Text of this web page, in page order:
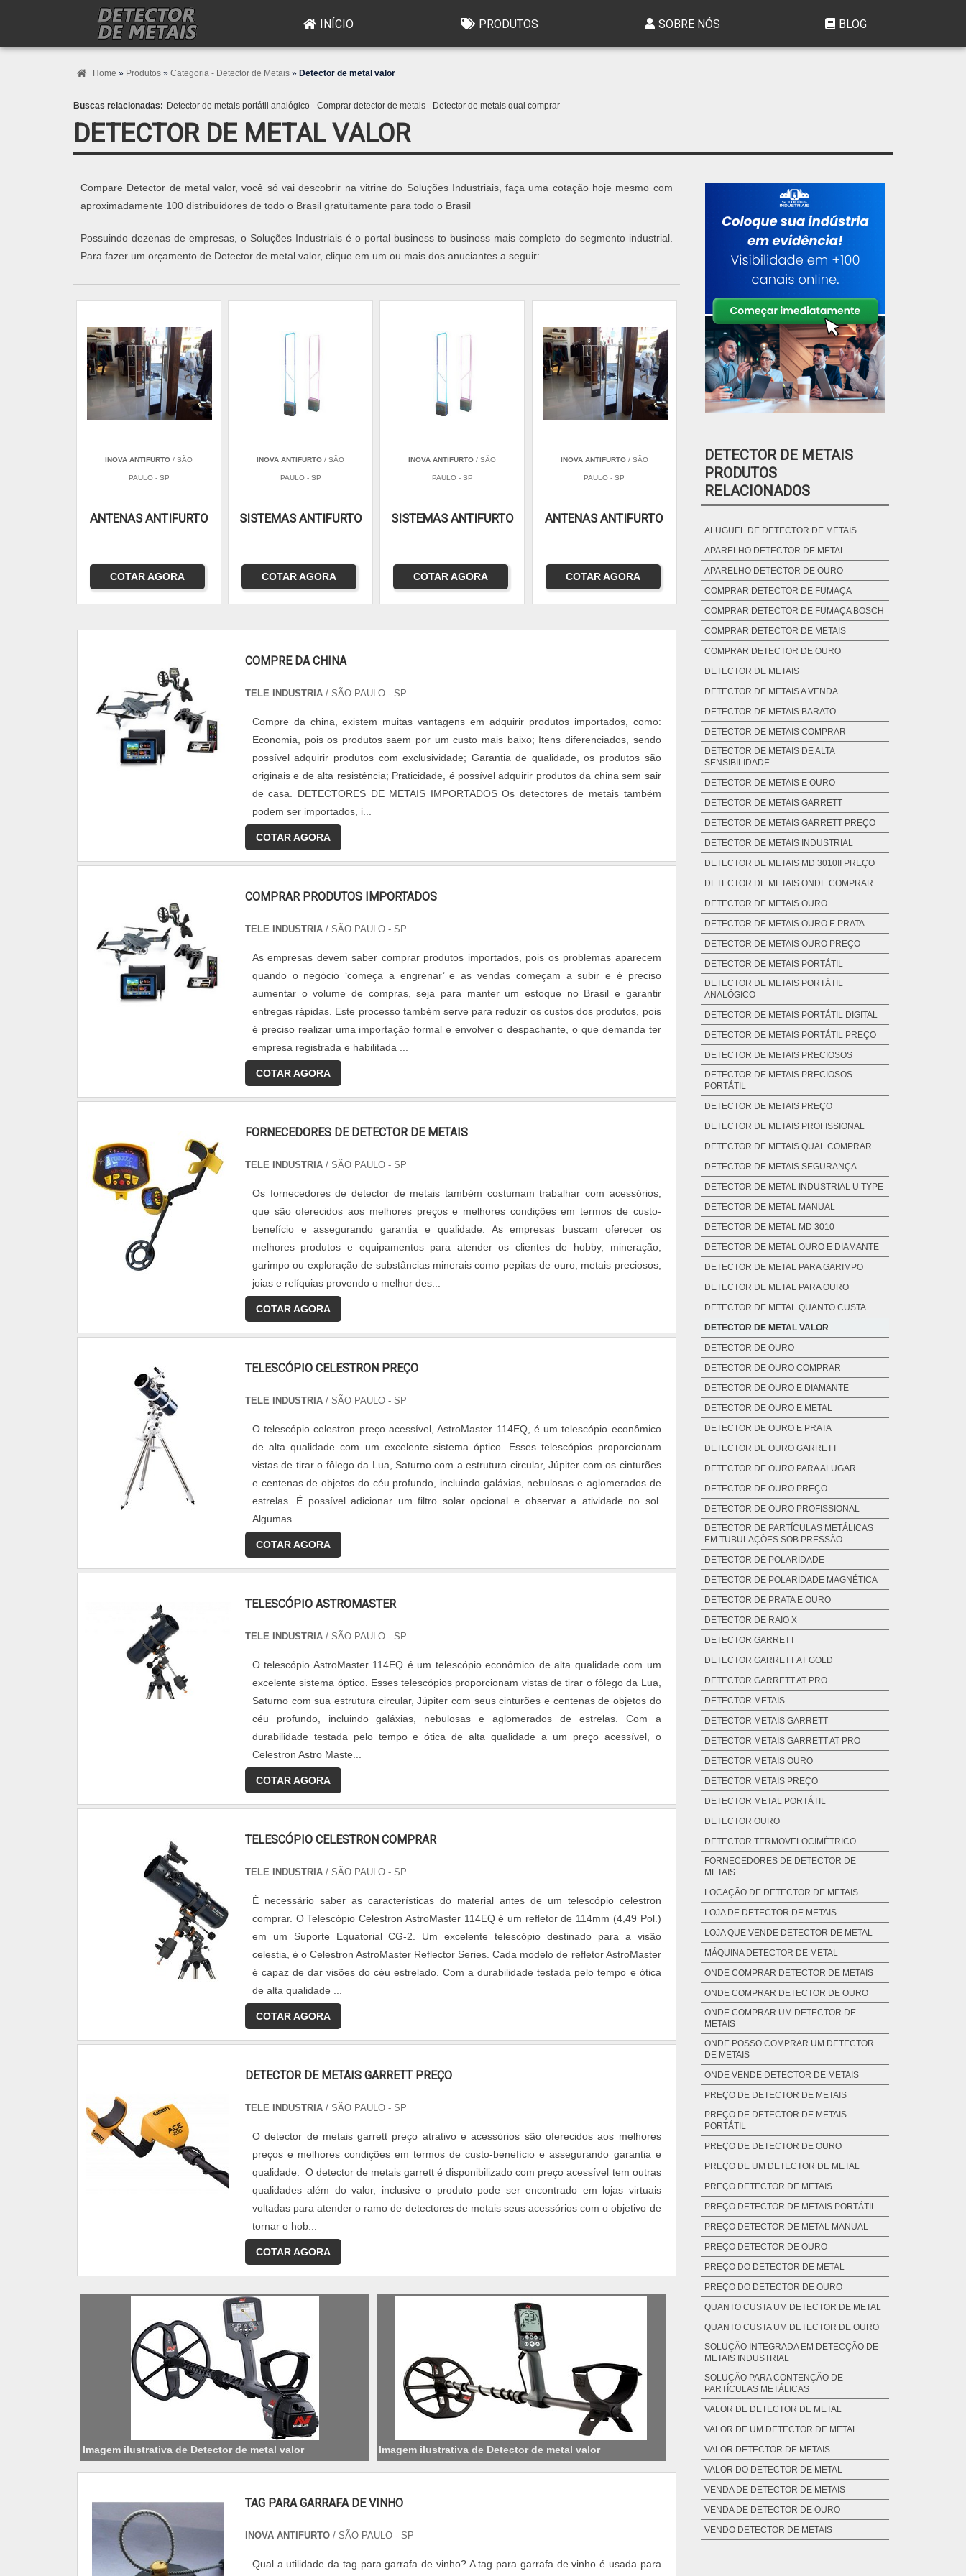
INÍCIO PRODUTOS SOBRE NÓS BLOG
Home » Produtos » Categoria - Detector de Metais » Detector de metal valor
Buscas relacionadas: Detector de metais portátil analógico Comprar detector de metais Detector de metais qual comprar
DETECTOR DE METAL VALOR
Compare Detector de metal valor, você só vai descobrir na vitrine do Soluções Industriais, faça uma cotação hoje mesmo com
aproximadamente 100 distribuidores de todo o Brasil gratuitamente para todo o Brasil
Possuindo dezenas de empresas, o Soluções Industriais é o portal business to business mais completo do segmento industrial.
Para fazer um orçamento de Detector de metal valor, clique em um ou mais dos anuciantes a seguir:
INOVA ANTIFURTO / SÃO
PAULO - SP
ANTENAS ANTIFURTO
COTAR AGORA
INOVA ANTIFURTO / SÃO
PAULO - SP
SISTEMAS ANTIFURTO
COTAR AGORA
INOVA ANTIFURTO / SÃO
PAULO - SP
SISTEMAS ANTIFURTO
COTAR AGORA
INOVA ANTIFURTO/ SÃO
PAULO - SP
ANTENAS ANTIFURTO
COTAR AGORA
COMPRE DA CHINA
TELE INDUSTRIA / SÃO PAULO - SP
Compre da china, existem muitas vantagens em adquirir produtos importados, como:
Economia, pois os produtos saem por um custo mais baixo; Itens diferenciados, sendo
possível adquirir produtos com exclusividade; Garantia de qualidade, os produtos são
originais e de alta resistência; Praticidade, é possível adquirir produtos da china sem sair
de casa. DETECTORES DE METAIS IMPORTADOS Os detectores de metais também
podem ser importados, i...
COTAR AGORA
COMPRAR PRODUTOS IMPORTADOS
TELE INDUSTRIA / SÃO PAULO - SP
As empresas devem saber comprar produtos importados, pois os problemas aparecem
quando o negócio ‘começa a engrenar’ e as vendas começam a subir e é preciso
aumentar o volume de compras, seja para manter um estoque no Brasil e garantir
entregas rápidas. Este processo também serve para reduzir os custos dos produtos, pois
é preciso realizar uma importação formal e envolver o despachante, o que demanda ter
empresa registrada e habilitada ...
COTAR AGORA
FORNECEDORES DE DETECTOR DE METAIS
TELE INDUSTRIA / SÃO PAULO - SP
Os fornecedores de detector de metais também costumam trabalhar com acessórios,
que são oferecidos aos melhores preços e melhores condições em termos de custo-
benefício e assegurando garantia e qualidade. As empresas buscam oferecer os
melhores produtos e equipamentos para atender os clientes de hobby, mineração,
garimpo ou exploração de substâncias minerais como pepitas de ouro, metais preciosos,
joias e relíquias provendo o melhor des...
COTAR AGORA
TELESCÓPIO CELESTRON PREÇO
TELE INDUSTRIA / SÃO PAULO - SP
O telescópio celestron preço acessível, AstroMaster 114EQ, é um telescópio econômico
de alta qualidade com um excelente sistema óptico. Esses telescópios proporcionam
vistas de tirar o fôlego da Lua, Saturno com a estrutura circular, Júpiter com os cinturões
e centenas de objetos do céu profundo, incluindo galáxias, nebulosas e aglomerados de
estrelas. É possível adicionar um filtro solar opcional e observar a atividade no sol.
Algumas ...
COTAR AGORA
TELESCÓPIO ASTROMASTER
TELE INDUSTRIA / SÃO PAULO - SP
O telescópio AstroMaster 114EQ é um telescópio econômico de alta qualidade com um
excelente sistema óptico. Esses telescópios proporcionam vistas de tirar o fôlego da Lua,
Saturno com sua estrutura circular, Júpiter com seus cinturões e centenas de objetos do
céu profundo, incluindo galáxias, nebulosas e aglomerados de estrelas. Com a
durabilidade testada pelo tempo e ótica de alta qualidade a um preço acessível, o
Celestron Astro Maste...
COTAR AGORA
TELESCÓPIO CELESTRON COMPRAR
TELE INDUSTRIA / SÃO PAULO - SP
É necessário saber as características do material antes de um telescópio celestron
comprar. O Telescópio Celestron AstroMaster 114EQ é um refletor de 114mm (4,49 Pol.)
em um Suporte Equatorial CG-2. Um excelente telescópio destinado para a visão
celestia, é o Celestron AstroMaster Reflector Series. Cada modelo de refletor AstroMaster
é capaz de dar visões do céu estrelado. Com a durabilidade testada pelo tempo e ótica
de alta qualidade ...
COTAR AGORA
DETECTOR DE METAIS GARRETT PREÇO
TELE INDUSTRIA / SÃO PAULO - SP
O detector de metais garrett preço atrativo e acessórios são oferecidos aos melhores
preços e melhores condições em termos de custo-benefício e assegurando garantia e
qualidade. O detector de metais garrett é disponibilizado com preço acessível tem outras
qualidades além do valor, inclusive o produto pode ser encontrado em lojas virtuais
voltadas para atender o ramo de detectores de metais seus acessórios com o objetivo de
tornar o hob...
COTAR AGORA
Imagem ilustrativa de Detector de metal valor Imagem ilustrativa de Detector de metal valor
TAG PARA GARRAFA DE VINHO
INOVA ANTIFURTO/ SÃO PAULO - SP
Qual a utilidade da tag para garrafa de vinho? A tag para garrafa de vinho é usada para
DETECTOR DE METAIS
PRODUTOS
RELACIONADOS
ALUGUEL DE DETECTOR DE METAIS
APARELHO DETECTOR DE METAL
APARELHO DETECTOR DE OURO
COMPRAR DETECTOR DE FUMAÇA
COMPRAR DETECTOR DE FUMAÇA BOSCH
COMPRAR DETECTOR DE METAIS
COMPRAR DETECTOR DE OURO
DETECTOR DE METAIS
DETECTOR DE METAIS A VENDA
DETECTOR DE METAIS BARATO
DETECTOR DE METAIS COMPRAR
DETECTOR DE METAIS DE ALTA
SENSIBILIDADE
DETECTOR DE METAIS E OURO
DETECTOR DE METAIS GARRETT
DETECTOR DE METAIS GARRETT PREÇO
DETECTOR DE METAIS INDUSTRIAL
DETECTOR DE METAIS MD 3010II PREÇO
DETECTOR DE METAIS ONDE COMPRAR
DETECTOR DE METAIS OURO
DETECTOR DE METAIS OURO E PRATA
DETECTOR DE METAIS OURO PREÇO
DETECTOR DE METAIS PORTÁTIL
DETECTOR DE METAIS PORTÁTIL
ANALÓGICO
DETECTOR DE METAIS PORTÁTIL DIGITAL
DETECTOR DE METAIS PORTÁTIL PREÇO
DETECTOR DE METAIS PRECIOSOS
DETECTOR DE METAIS PRECIOSOS
PORTÁTIL
DETECTOR DE METAIS PREÇO
DETECTOR DE METAIS PROFISSIONAL
DETECTOR DE METAIS QUAL COMPRAR
DETECTOR DE METAIS SEGURANÇA
DETECTOR DE METAL INDUSTRIAL U TYPE
DETECTOR DE METAL MANUAL
DETECTOR DE METAL MD 3010
DETECTOR DE METAL OURO E DIAMANTE
DETECTOR DE METAL PARA GARIMPO
DETECTOR DE METAL PARA OURO
DETECTOR DE METAL QUANTO CUSTA
DETECTOR DE METAL VALOR
DETECTOR DE OURO
DETECTOR DE OURO COMPRAR
DETECTOR DE OURO E DIAMANTE
DETECTOR DE OURO E METAL
DETECTOR DE OURO E PRATA
DETECTOR DE OURO GARRETT
DETECTOR DE OURO PARA ALUGAR
DETECTOR DE OURO PREÇO
DETECTOR DE OURO PROFISSIONAL
DETECTOR DE PARTÍCULAS METÁLICAS
EM TUBULAÇÕES SOB PRESSÃO
DETECTOR DE POLARIDADE
DETECTOR DE POLARIDADE MAGNÉTICA
DETECTOR DE PRATA E OURO
DETECTOR DE RAIO X
DETECTOR GARRETT
DETECTOR GARRETT AT GOLD
DETECTOR GARRETT AT PRO
DETECTOR METAIS
DETECTOR METAIS GARRETT
DETECTOR METAIS GARRETT AT PRO
DETECTOR METAIS OURO
DETECTOR METAIS PREÇO
DETECTOR METAL PORTÁTIL
DETECTOR OURO
DETECTOR TERMOVELOCIMÉTRICO
FORNECEDORES DE DETECTOR DE
METAIS
LOCAÇÃO DE DETECTOR DE METAIS
LOJA DE DETECTOR DE METAIS
LOJA QUE VENDE DETECTOR DE METAL
MÁQUINA DETECTOR DE METAL
ONDE COMPRAR DETECTOR DE METAIS
ONDE COMPRAR DETECTOR DE OURO
ONDE COMPRAR UM DETECTOR DE
METAIS
ONDE POSSO COMPRAR UM DETECTOR
DE METAIS
ONDE VENDE DETECTOR DE METAIS
PREÇO DE DETECTOR DE METAIS
PREÇO DE DETECTOR DE METAIS
PORTÁTIL
PREÇO DE DETECTOR DE OURO
PREÇO DE UM DETECTOR DE METAL
PREÇO DETECTOR DE METAIS
PREÇO DETECTOR DE METAIS PORTÁTIL
PREÇO DETECTOR DE METAL MANUAL
PREÇO DETECTOR DE OURO
PREÇO DO DETECTOR DE METAL
PREÇO DO DETECTOR DE OURO
QUANTO CUSTA UM DETECTOR DE METAL
QUANTO CUSTA UM DETECTOR DE OURO
SOLUÇÃO INTEGRADA EM DETECÇÃO DE
METAIS INDUSTRIAL
SOLUÇÃO PARA CONTENÇÃO DE
PARTÍCULAS METÁLICAS
VALOR DE DETECTOR DE METAL
VALOR DE UM DETECTOR DE METAL
VALOR DETECTOR DE METAIS
VALOR DO DETECTOR DE METAL
VENDA DE DETECTOR DE METAIS
VENDA DE DETECTOR DE OURO
VENDO DETECTOR DE METAIS